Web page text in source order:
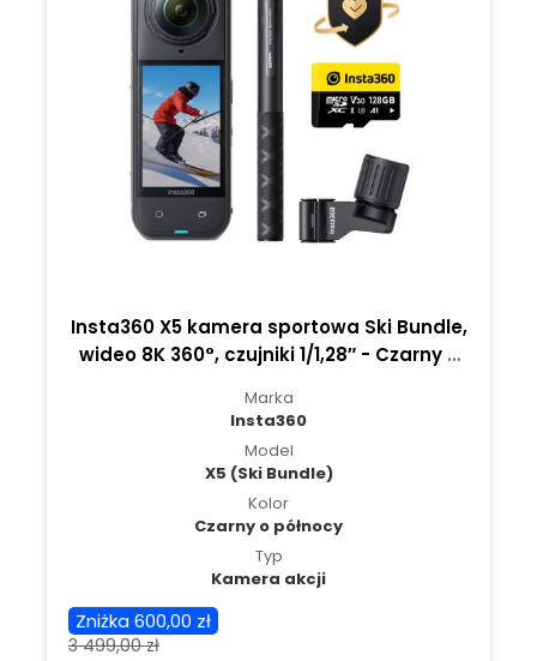
Insta360 X5 kamera sportowa Ski Bundle,
wideo 8K 360°, czujniki 1/1,28″ - Czarny o
Marka
Insta360
Model
X5 (Ski Bundle)
Kolor
Czarny o północy
Typ
Kamera akcji
Zniżka 600,00 zł
3 499,00 zł